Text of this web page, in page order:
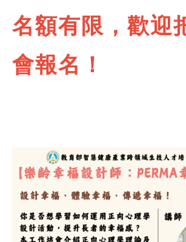
名額有限，歡迎
會報名！